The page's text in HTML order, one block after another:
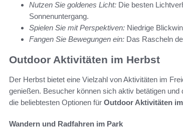
Nutzen Sie goldenes Licht: Die besten
Sonnenuntergang.
Spielen Sie mit Perspektiven: Niedrige
Fangen Sie Bewegungen ein: Das Rascheln
Outdoor Aktivitäten im Herbst
Der Herbst bietet eine Vielzahl von Aktivitäten im
genießen. Besucher können sich aktiv betätigen und
die beliebtesten Optionen für Outdoor Aktivitäten
Wandern und Radfahren im Park